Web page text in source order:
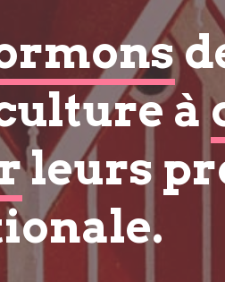
à
leurs